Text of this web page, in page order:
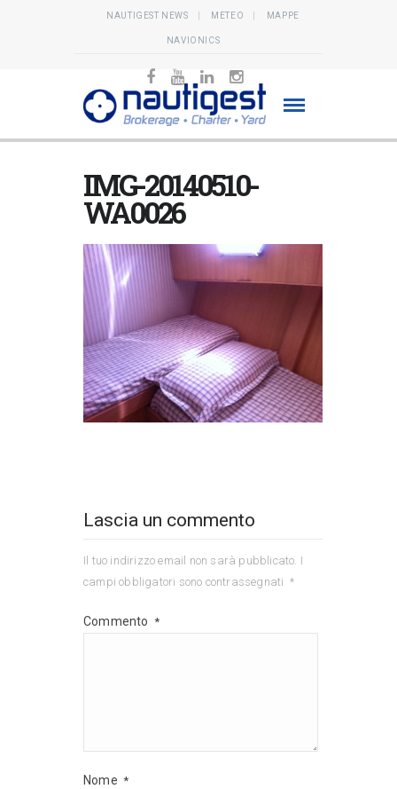
NAUTIGEST NEWS METEO MAPPE
NAVIONICS
IMG-20140510-
WA0026
Lascia un commento
Il tuo indirizzo email non sarà pubblicato. I
campi obbligatori sono contrassegnati *
Commento *
Nome *